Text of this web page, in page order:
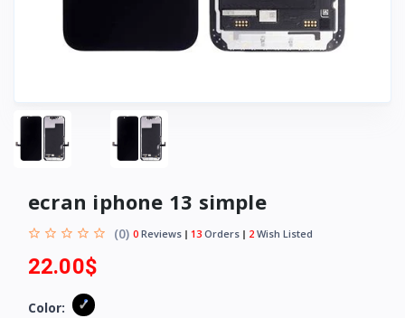
ecran iphone 13 simple
(0) 0 Reviews 13 Orders 2 Wish Listed
22.00$
Color: